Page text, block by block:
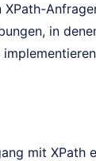
in
mit XPath